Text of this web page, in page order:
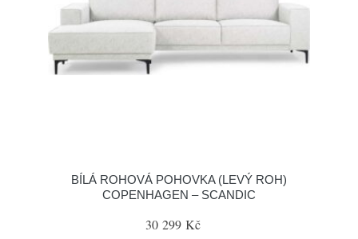
BÍLÁ ROHOVÁ POHOVKA (LEVÝ ROH)
COPENHAGEN – SCANDIC
30 299 Kč